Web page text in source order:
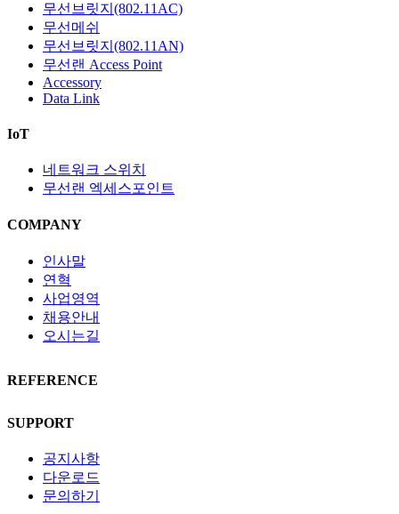
무선브릿지(802.11AC)
무선메쉬
무선브릿지(802.11AN)
무선랜 Access Point
Accessory
Data Link
IoT
네트워크 스위치
무선랜 엑세스포인트
COMPANY
인사말
연혁
사업영역
채용안내
오시는길
REFERENCE
SUPPORT
공지사항
다운로드
문의하기